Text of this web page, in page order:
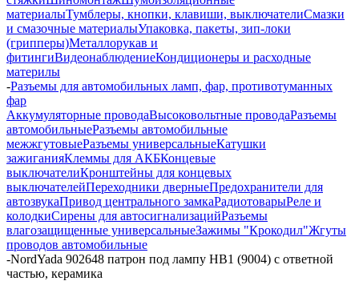
материалыТумблеры, кнопки, клавиши, выключателиСмазки
и смазочные материалыУпаковка, пакеты, зип-локи
(грипперы)Металлорукав и
фитингиВидеонаблюдениеКондиционеры и расходные
материлы
-Разъемы для автомобильных ламп, фар, противотуманных
фар
Аккумуляторные проводаВысоковольтные проводаРазъемы
автомобильныеРазъемы автомобильные
межжгутовыеРазъемы универсальныеКатушки
зажиганияКлеммы для АКБКонцевые
выключателиКронштейны для концевых
выключателейПереходники дверныеПредохранители для
автозвукаПривод центрального замкаРадиотоварыРеле и
колодкиСирены для автосигнализацийРазъемы
влагозащищенные универсальныеЗажимы "Крокодил"Жгуты
проводов автомобильные
-NordYada 902648 патрон под лампу HB1 (9004) с ответной
частью, керамика